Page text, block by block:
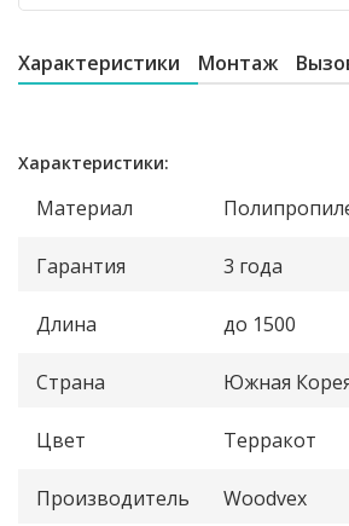
Характеристики Монтаж
Характеристики:
Материал
Гарантия 3 года
Длина до 1500
Страна Южная
Цвет Терракот
Производитель Woodvex